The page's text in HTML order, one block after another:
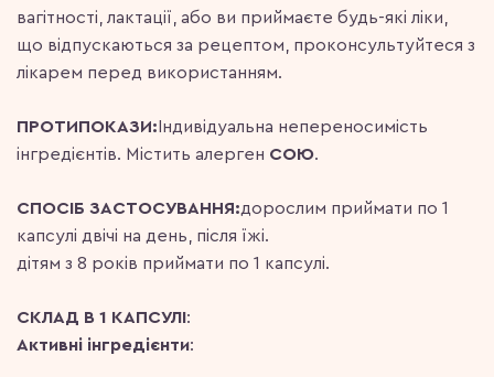
вагітності, лактації, або ви приймаєте будь-які ліки,
що відпускаються за рецептом, проконсультуйтеся з
лікарем перед використанням.
ПРОТИПОКАЗИ: Індивідуальна непереносимість
інгредієнтів. Містить алерген СОЮ.
СПОСІБ ЗАСТОСУВАННЯ:дорослим приймати по 1
капсулі двічі на день, після їжі.
дітям з 8 років приймати по 1 капсулі.
СКЛАД В 1 КАПСУЛІ:
Активні інгредієнти: